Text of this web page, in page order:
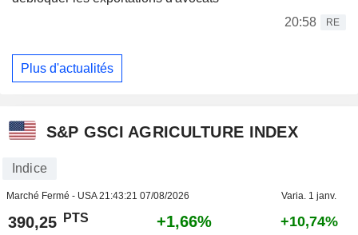
20:58
RE
Plus d'actualités
S&P GSCI AGRICULTURE INDEX
Indice
Marché Fermé - USA21:43:21 07/08/2026 Varia. 1 janv.
390,25 PTS +1,66% +10,74%